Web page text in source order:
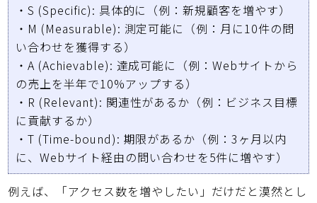
・S (Specific): 具体的に（例：新規顧客を増やす）
・ M (Measurable): 測定可能に（例：月に10件の問
い合わせを獲得する）
・A (Achievable): 達成可能に（例：Webサイトから
の売上を半年で10%アップする）
・ R (Relevant): 関連性があるか（例：ビジネス目標
に貢献するか）
・T (Time-bound): 期限があるか（例：3ヶ月以内
に、Webサイト経由の問い合わせを5件に増やす）
例えば、「アクセス数を増やしたい」だけだと漠然とし